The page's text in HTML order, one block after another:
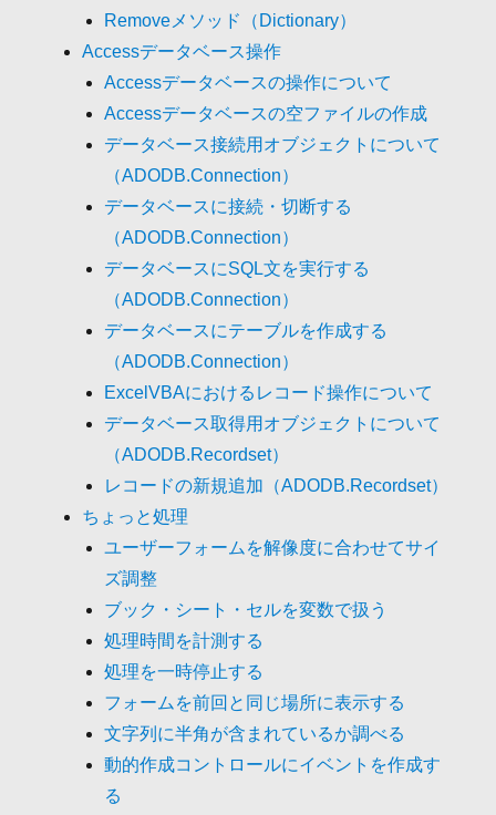
Removeメソッド（Dictionary）
Accessデータベース操作
Accessデータベースの操作について
Accessデータベースの空ファイルの作成
データベース接続用オブジェクトについて
（ADODB.Connection）
データベースに接続・切断する
（ADODB.Connection）
データベースにSQL文を実行する
（ADODB.Connection）
データベースにテーブルを作成する
（ADODB.Connection）
ExcelVBAにおけるレコード操作について
データベース取得用オブジェクトについて
（ADODB.Recordset）
レコードの新規追加（ADODB.Recordset）
ちょっと処理
ユーザーフォームを解像度に合わせてサイ
ズ調整
ブック・シート・セルを変数で扱う
処理時間を計測する
処理を一時停止する
フォームを前回と同じ場所に表示する
文字列に半角が含まれているか調べる
動的作成コントロールにイベントを作成す
る